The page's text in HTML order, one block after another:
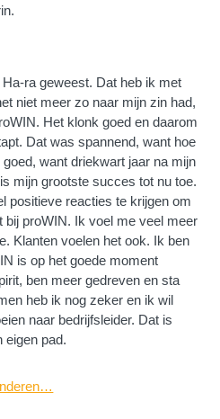
ra geweest. Dat heb ik met
niet meer zo naar mijn zin had,
Het klonk goed en daarom
Dat was spannend, want hoe
want driekwart jaar na mijn
mijn grootste succes tot nu toe.
positieve reacties te krijgen om
bij proWIN. Ik voel me veel meer
Klanten voelen het ook. Ik ben
is op het goede moment
ben meer gedreven en sta
heb ik nog zeker en ik wil
naar bedrijfsleider. Dat is
eigen pad.